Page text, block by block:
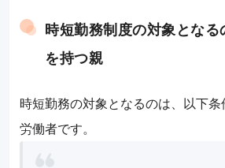
時短勤務制度の対象とな
を持つ親
時短勤務の対象となるのは、以下条
労働者です。